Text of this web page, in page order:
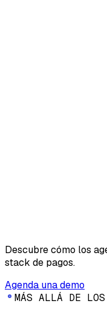
Descubre cómo los
stack de pagos.
Agenda una demo
MÁS ALLÁ DE LOS